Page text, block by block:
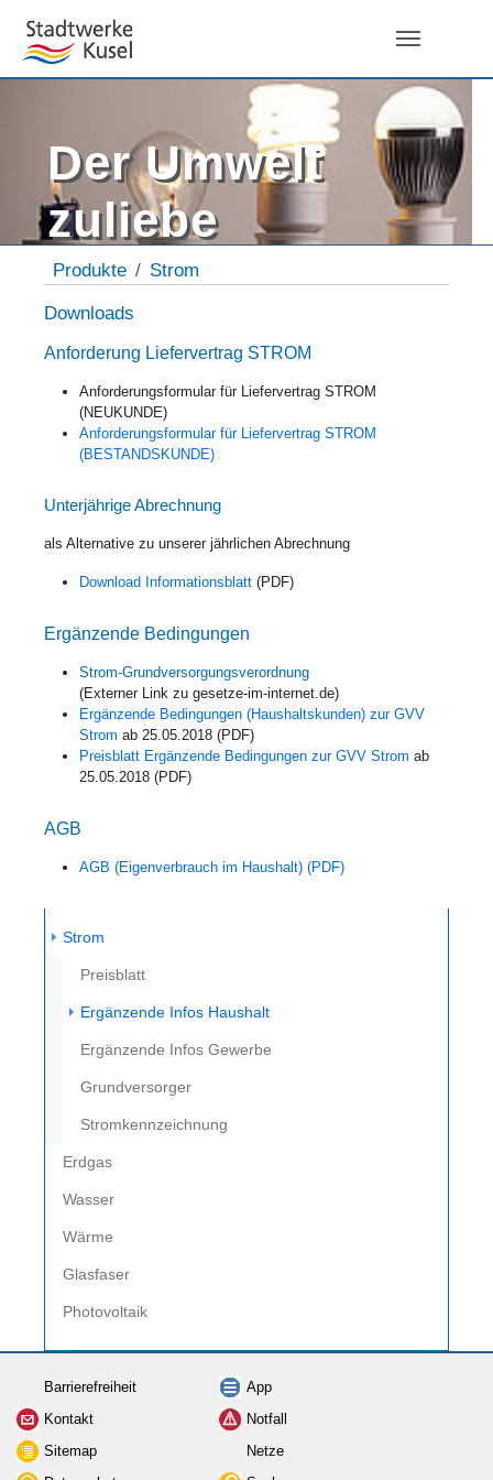
Der Umwelt
zuliebe
Produkte Strom
Downloads
Anforderung Liefervertrag STROM
Anforderungsformular für Liefervertrag STROM
(NEUKUNDE)
Anforderungsformular für Liefervertrag STROM
(BESTANDSKUNDE)
Unterjährige Abrechnung
als Alternative zu unserer jährlichen Abrechnung
Download Informationsblatt (PDF)
Ergänzende Bedingungen
Strom-Grundversorgungsverordnung
(Externer Link zu gesetze-im-internet.de)
Ergänzende Bedingungen (Haushaltskunden) zur GVV
Strom ab 25.05.2018 (PDF)
Preisblatt Ergänzende Bedingungen zur GVV Strom ab
25.05.2018 (PDF)
AGB
AGB (Eigenverbrauch im Haushalt) (PDF)
Strom
Preisblatt
Ergänzende Infos Haushalt(current)
Ergänzende Infos Gewerbe
Grundversorger
Stromkennzeichnung
Erdgas
Wasser
Wärme
Glasfaser
Photovoltaik
Barrierefreiheit
Kontakt
Sitemap
App
Notfall
Netze